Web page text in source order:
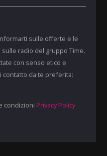
sulle offerte e le
radio del gruppo Time.
con senso etico e
contatto da te preferita:
condizioni Privacy Policy